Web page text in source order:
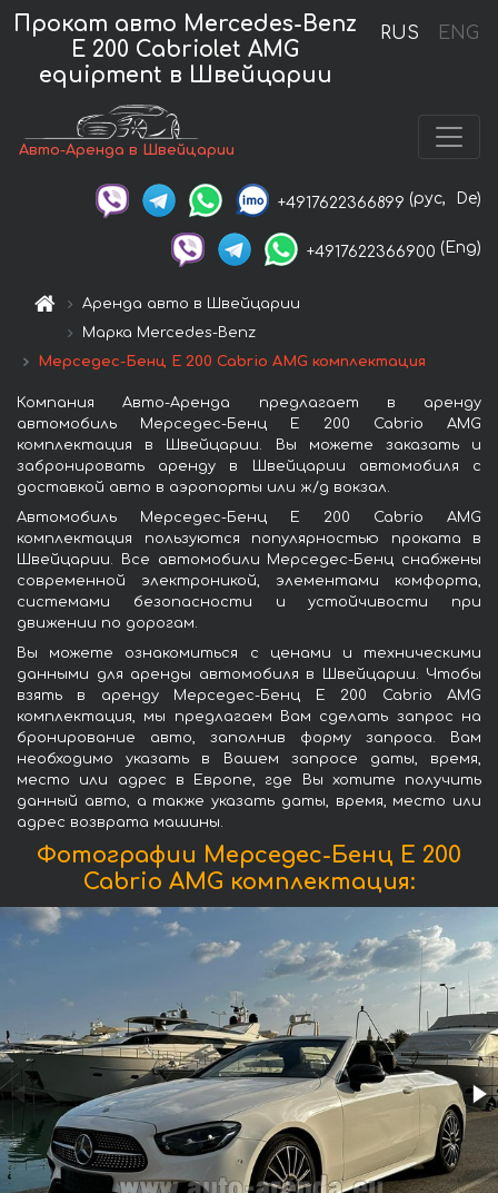
RUS ENG
Прокат авто Mercedes-Benz
E 200 Cabriolet AMG
equipment в Швейцарии
Авто-Аренда в Швейцарии
+4917622366899 (рус, De)
+4917622366900 (Eng)
Аренда авто в Швейцарии
Марка Mercedes-Benz
Мерседес-Бенц E 200 Cabrio AMG комплектация
Компания Авто-Аренда предлагает в аренду
автомобиль Мерседес-Бенц E 200 Cabrio AMG
комплектация в Швейцарии. Вы можете заказать и
забронировать аренду в Швейцарии автомобиля с
доставкой авто в аэропорты или ж/д вокзал.
Автомобиль Мерседес-Бенц E 200 Cabrio AMG
комплектация пользуются популярностью проката в
Швейцарии. Все автомобили Мерседес-Бенц снабжены
современной электроникой, элементами комфорта,
системами безопасности и устойчивости при
движении по дорогам.
Вы можете ознакомиться с ценами и техническими
данными для аренды автомобиля в Швейцарии. Чтобы
взять в аренду Мерседес-Бенц E 200 Cabrio AMG
комплектация, мы предлагаем Вам сделать запрос на
бронирование авто, заполнив форму запроса. Вам
необходимо указать в Вашем запросе даты, время,
место или адрес в Европе, где Вы хотите получить
данный авто, а также указать даты, время, место или
адрес возврата машины.
Фотографии Мерседес-Бенц E 200
Cabrio AMG комплектация: